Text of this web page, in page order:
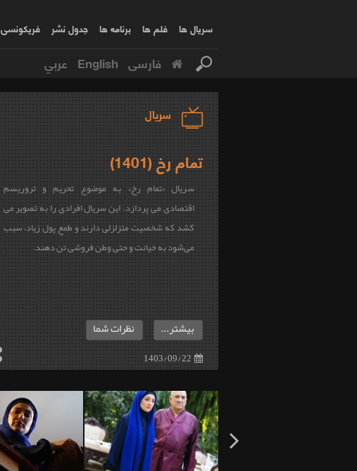
سریال ها فلم ها برنامه ها جدول نشر فریکونسی
فارسی English عربي
سریال
تمام رخ (1401)
سریال «تمام رخ» به موضوع تحریم و تروریسم
اقتصادی می پردازد. این سریال افرادی را به تصویر می
کشد که شخصیت متزلزلی دارند و طمعِ پول زیاد، سبب
می‌شود به خیانت و حتی وطن‌ فروشی تن دهند.
1403/09/22
بیشتر... نظرات شما